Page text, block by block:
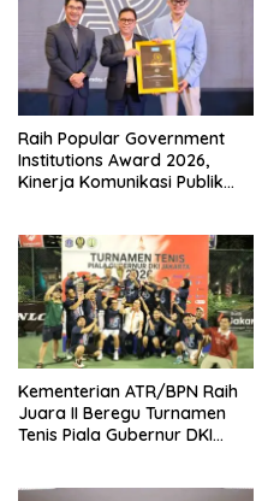
Raih Popular Government
Institutions Award 2026,
Kinerja Komunikasi Publik
Kementerian ATR/BPN Raih
Juara II Beregu Turnamen
Tenis Piala Gubernur DKI